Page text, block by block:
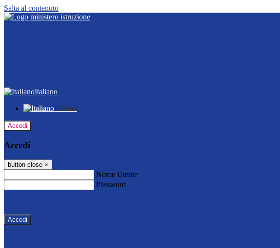
Salta al contenuto
Italiano
Italiano
Accedi
Accedi
button close ×
Nome Utente
Password
-